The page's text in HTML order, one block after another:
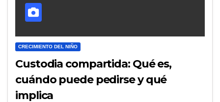
CRECIMIENTO DEL NIÑO
Custodia compartida: Qué es,
cuándo puede pedirse y qué
implica